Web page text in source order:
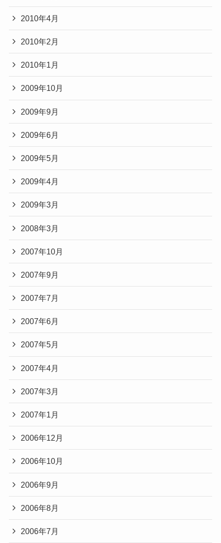
2010年4月
2010年2月
2010年1月
2009年10月
2009年9月
2009年6月
2009年5月
2009年4月
2009年3月
2008年3月
2007年10月
2007年9月
2007年7月
2007年6月
2007年5月
2007年4月
2007年3月
2007年1月
2006年12月
2006年10月
2006年9月
2006年8月
2006年7月